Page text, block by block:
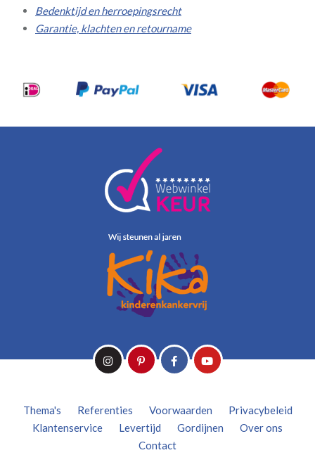
Bedenktijd en herroepingsrecht
Garantie, klachten en retourname
Thema's Referenties Voorwaarden
Privacybeleid
Klantenservice
Levertijd Gordijnen
Over ons
Contact